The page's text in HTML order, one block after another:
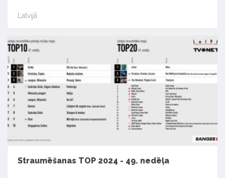
Latvijā
Straumēšanas TOP 2024 - 49. nedēļa